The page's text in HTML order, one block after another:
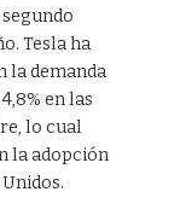
Tesla ha
la demanda
en las
lo cual
la adopción